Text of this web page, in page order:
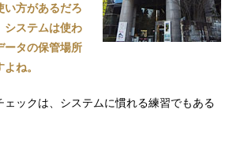
い方があるだろ
システムは使わ
ータの保管場所
ね。
ェックは、システムに慣れる練習でもある